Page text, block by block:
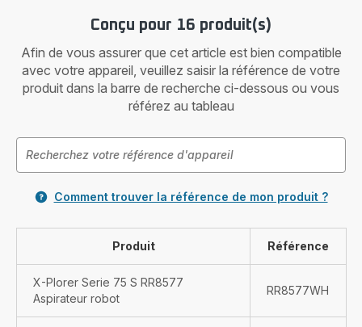
de
coton
Conçu pour 16 produit(s)
Afin de vous assurer que cet article est bien compatible
avec votre appareil, veuillez saisir la référence de votre
produit dans la barre de recherche ci-dessous ou vous
référez au tableau
Comment trouver la référence de mon produit ?
Produit Référence
X-Plorer Serie 75 S RR8577
Aspirateur robot
RR8577WH